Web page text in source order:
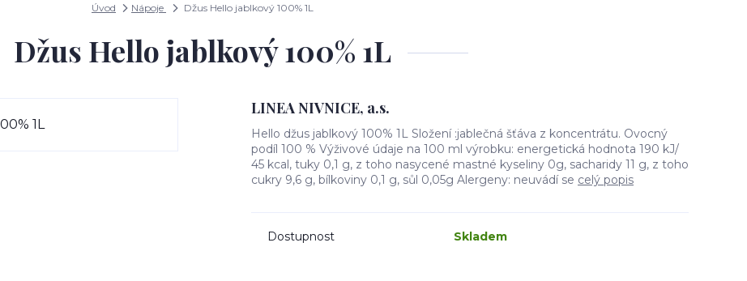
Úvod Nápoje Džus Hello jablkový 100% 1L
Džus Hello jablkový 100% 1L
LINEA NIVNICE, a.s.
Hello džus jablkový 100% 1L Složení :jablečná šťáva z koncentrátu. Ovocný
podíl 100 % Výživové údaje na 100 ml výrobku: energetická hodnota 190 kJ/
45 kcal, tuky 0,1 g, z toho nasycené mastné kyseliny 0g, sacharidy 11 g, z toho
cukry 9,6 g, bílkoviny 0,1 g, sůl 0,05g Alergeny: neuvádí se celý popis
Dostupnost Skladem